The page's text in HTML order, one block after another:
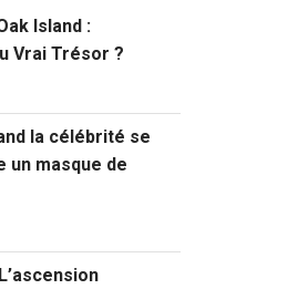
Island :
Vrai Trésor ?
la célébrité se
un masque de